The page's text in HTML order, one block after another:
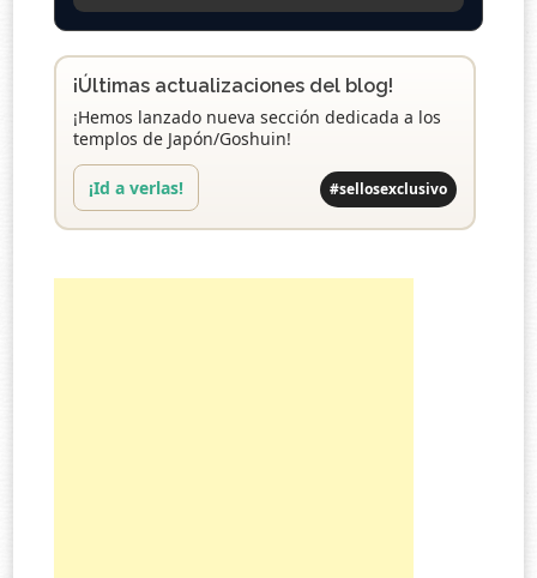
¡Últimas actualizaciones del blog!
¡Hemos lanzado nueva sección dedicada a los
templos de Japón/Goshuin!
¡Id a verlas! #sellosexclusivo